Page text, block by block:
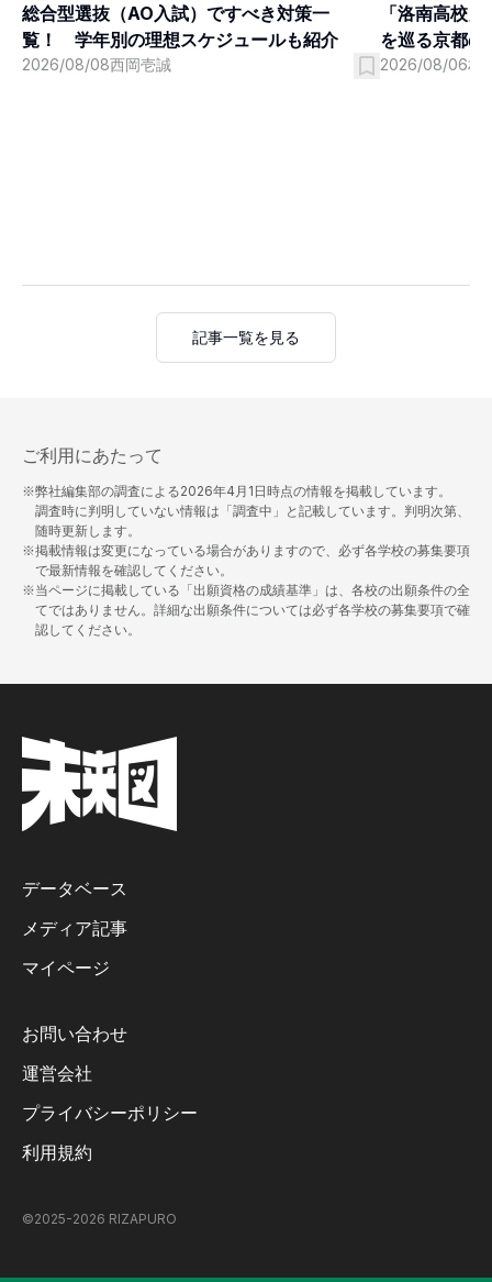
総合型選抜（AO入試）ですべき対策一
覧！ 学年別の理想スケジュールも紹介
2026/08/08西岡壱誠
「洛南高校
を巡る京都
2026/08/06村
記事一覧を見る
ご利用にあたって
※弊社編集部の調査による2026年4月1日時点の情報を掲載しています。
調査時に判明していない情報は「調査中」と記載しています。判明次第、
随時更新します。
※掲載情報は変更になっている場合がありますので、必ず各学校の募集要項
で最新情報を確認してください。
※当ページに掲載している「出願資格の成績基準」は、各校の出願条件の全
てではありません。詳細な出願条件については必ず各学校の募集要項で確
認してください。
データベース
メディア記事
マイページ
お問い合わせ
運営会社
プライバシーポリシー
利用規約
©2025-2026 RIZAPURO